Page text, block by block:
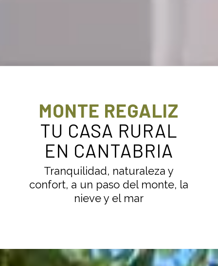
MONTE REGALIZ
TU CASA RURAL
EN CANTABRIA
Tranquilidad, naturaleza y
confort, a un paso del monte, la
nieve y el mar